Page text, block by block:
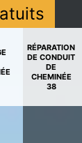
RÉPARATION
DE CONDUIT
DE
CHEMINÉE
38